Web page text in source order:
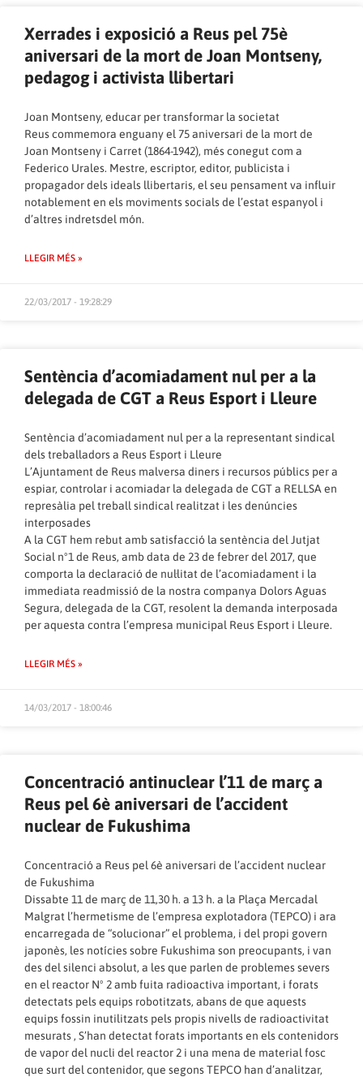
Xerrades i exposició a Reus pel 75è
aniversari de la mort de Joan Montseny,
pedagog i activista llibertari
Joan Montseny, educar per transformar la societat
Reus commemora enguany el 75 aniversari de la mort de
Joan Montseny i Carret (1864-1942), més conegut com a
Federico Urales. Mestre, escriptor, editor, publicista i
propagador dels ideals llibertaris, el seu pensament va influir
notablement en els moviments socials de l’estat espanyol i
d’altres indretsdel món.
LLEGIR MÉS »
22/03/2017 - 19:28:29
Sentència d’acomiadament nul per a la
delegada de CGT a Reus Esport i Lleure
Sentència d’acomiadament nul per a la representant sindical
dels treballadors a Reus Esport i Lleure
L’Ajuntament de Reus malversa diners i recursos públics per a
espiar, controlar i acomiadar la delegada de CGT a RELLSA en
represàlia pel treball sindical realitzat i les denúncies
interposades
A la CGT hem rebut amb satisfacció la sentència del Jutjat
Social nº1 de Reus, amb data de 23 de febrer del 2017, que
comporta la declaració de nul·litat de l’acomiadament i la
immediata readmissió de la nostra companya Dolors Aguas
Segura, delegada de la CGT, resolent la demanda interposada
per aquesta contra l’empresa municipal Reus Esport i Lleure.
LLEGIR MÉS »
14/03/2017 - 18:00:46
Concentració antinuclear l’11 de març a
Reus pel 6è aniversari de l’accident
nuclear de Fukushima
Concentració a Reus pel 6è aniversari de l’accident nuclear
de Fukushima
Dissabte 11 de març de 11,30 h. a 13 h. a la Plaça Mercadal
Malgrat l’hermetisme de l’empresa explotadora (TEPCO) i ara
encarregada de “solucionar” el problema, i del propi govern
japonès, les notícies sobre Fukushima son preocupants, i van
des del silenci absolut, a les que parlen de problemes severs
en el reactor Nº 2 amb fuita radioactiva important, i forats
detectats pels equips robotitzats, abans de que aquests
equips fossin inutilitzats pels propis nivells de radioactivitat
mesurats , S’han detectat forats importants en els contenidors
de vapor del nucli del reactor 2 i una mena de material fosc
que surt del contenidor, que segons TEPCO han d’analitzar,